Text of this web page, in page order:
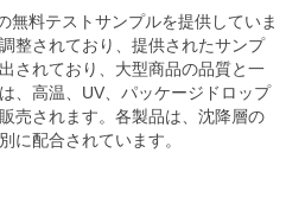
無料テストサンプルを提供していま
整されており、提供されたサンプ
されており、大型商品の品質と一
、高温、UV、パッケージドロップ
売されます。各製品は、沈降層の
に配合されています。